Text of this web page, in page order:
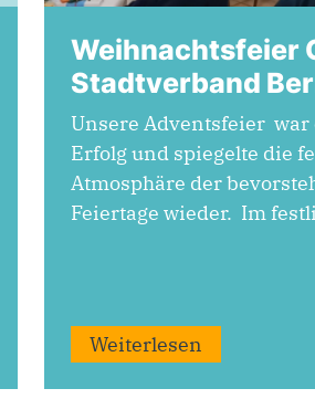
Weihnachtsfeier
Stadtverband
Unsere Adventsfeier
Erfolg und spiegelte die
Atmosphäre der
Feiertage wieder. Im
Weiterlesen